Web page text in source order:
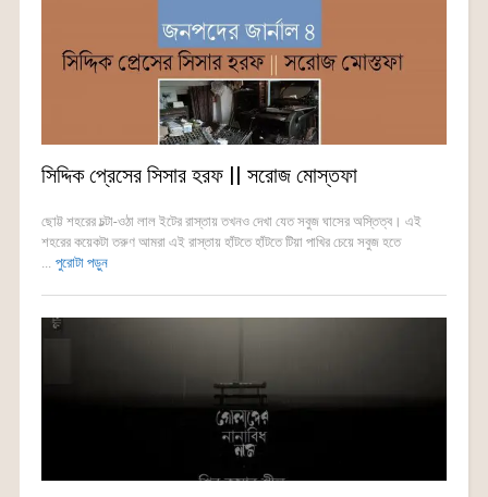
সিদ্দিক প্রেসের সিসার হরফ || সরোজ মোস্তফা
ছোট্ট শহরের চল্টা-ওঠা লাল ইটের রাস্তায় তখনও দেখা যেত সবুজ ঘাসের অস্তিত্ব। এই
শহরের কয়েকটা তরুণ আমরা এই রাস্তায় হাঁটতে হাঁটতে টিয়া পাখির চেয়ে সবুজ হতে
... পুরোটা পড়ুন